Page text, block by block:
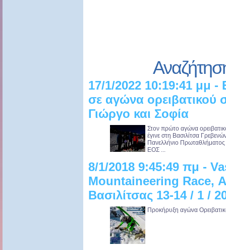
17/1/2022 10:19:41 μμ
σε αγώνα ορειβατικού
Γιώργο και Σοφία
Στον πρώτο αγώνα
έγινε στη Βασιλίτσα
Πανελλήνιο
ΕΟΣ ...
8/1/2018 9:45:49 πμ -
Mountaineering Race,
Βασιλίτσας 13-14 / 1 /
Προκήρυξη αγώνα